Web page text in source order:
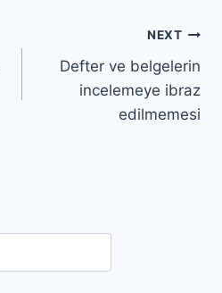
NEXT
Defter ve belgelerin
incelemeye ibraz
edilmemesi